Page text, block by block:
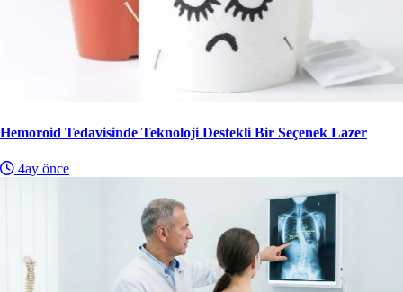
Hemoroid Tedavisinde Teknoloji Destekli Bir Seçenek Lazer
4ay önce